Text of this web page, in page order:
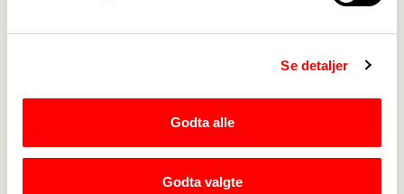
Se detaljer
Godta alle
Godta valgte
Medlemskap ->